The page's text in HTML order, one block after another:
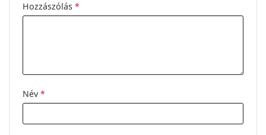
Márka:
Hozzászólás *
Név *